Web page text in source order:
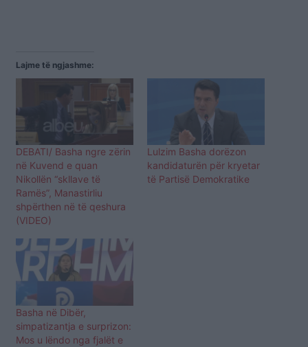
Lajme të ngjashme:
DEBATI/ Basha ngre zërin
në Kuvend e quan
Nikollën “skllave të
Ramës”, Manastirliu
shpërthen në të qeshura
(VIDEO)
Lulzim Basha dorëzon
kandidaturën për kryetar
të Partisë Demokratike
Basha në Dibër,
simpatizantja e surprizon:
Mos u lëndo nga fjalët e